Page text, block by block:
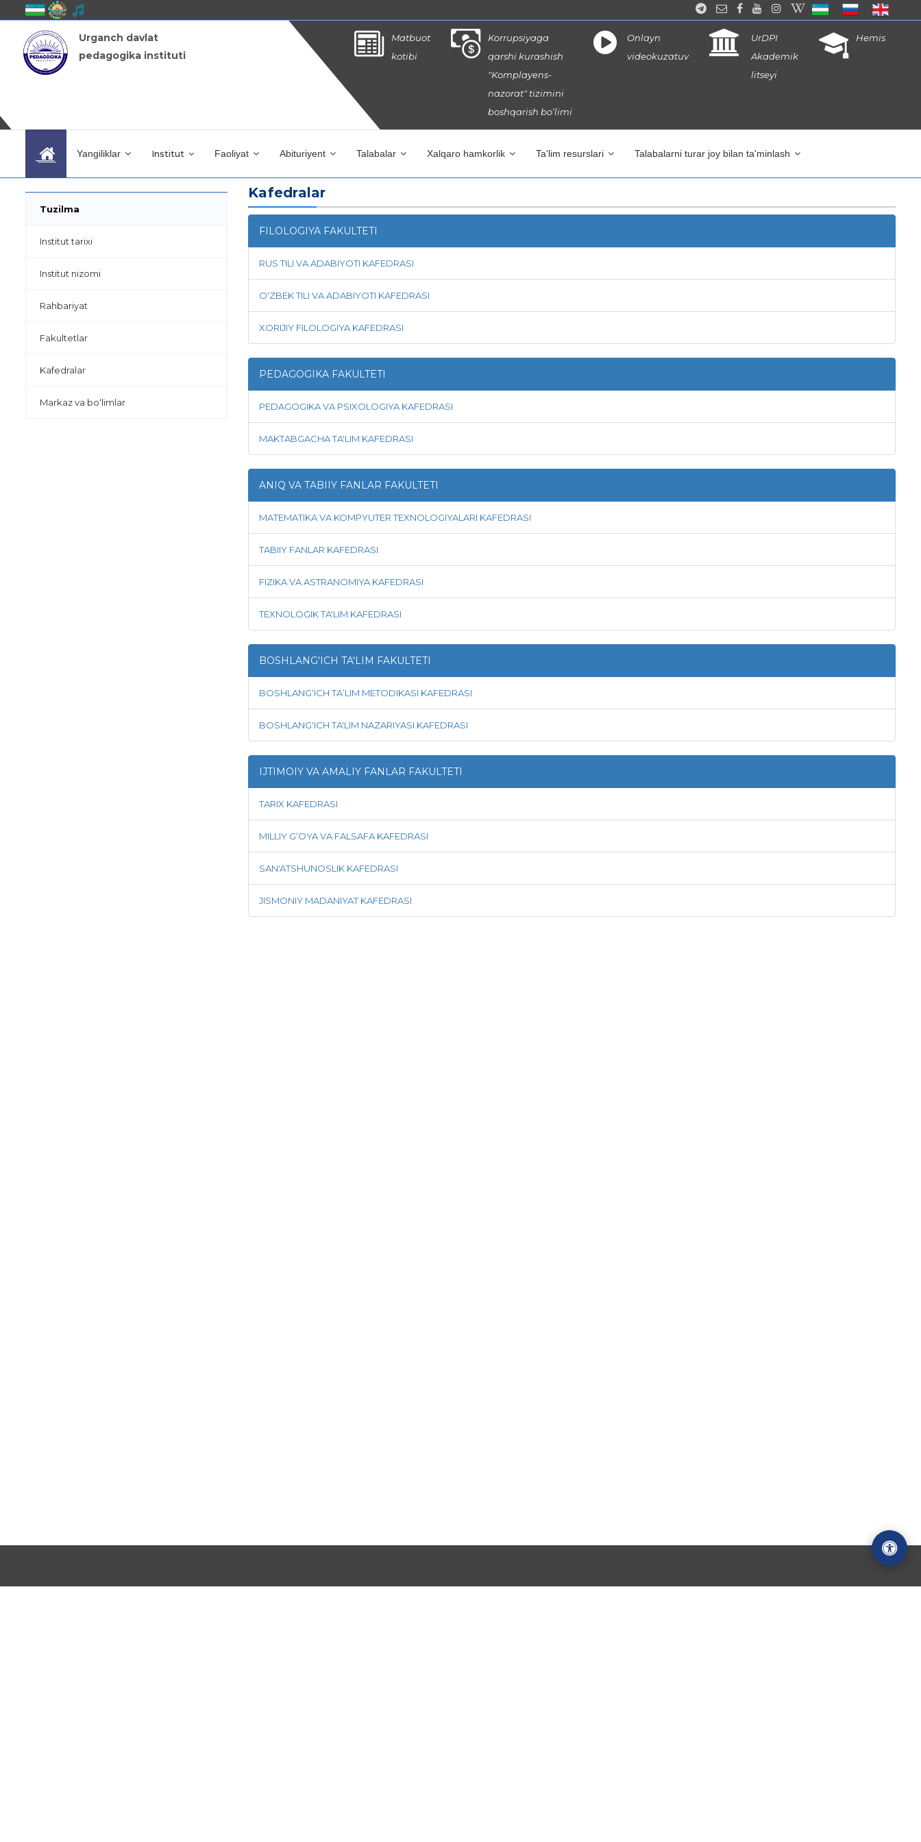
Urganch davlat
pedagogika instituti
Matbuot
kotibi
Korrupsiyaga
qarshi kurashish
"Komplayens-
nazorat" tizimini
boshqarish bo‘limi
Onlayn
videokuzatuv
UrDPI
Akademik
litseyi
Hemis
Yangiliklar Institut Faoliyat Abituriyent Talabalar Xalqaro hamkorlik Ta'lim resurslari Talabalarni turar joy bilan ta'minlash
Tuzilma
Institut tarixi
Institut nizomi
Rahbariyat
Fakultetlar
Kafedralar
Markaz va bo‘limlar
Kafedralar
FILOLOGIYA FAKULTETI
RUS TILI VA ADABIYOTI KAFEDRASI
O'ZBEK TILI VA ADABIYOTI KAFEDRASI
XORIJIY FILOLOGIYA KAFEDRASI
PEDAGOGIKA FAKULTETI
PEDAGOGIKA VA PSIXOLOGIYA KAFEDRASI
MAKTABGACHA TA'LIM KAFEDRASI
ANIQ VA TABIIY FANLAR FAKULTETI
MATEMATIKA VA KOMPYUTER TEXNOLOGIYALARI KAFEDRASI
TABIIY FANLAR KAFEDRASI
FIZIKA VA ASTRANOMIYA KAFEDRASI
TEXNOLOGIK TA'LIM KAFEDRASI
BOSHLANG'ICH TA'LIM FAKULTETI
BOSHLANG‘ICH TA’LIM METODIKASI KAFEDRASI
BOSHLANG'ICH TA'LIM NAZARIYASI KAFEDRASI
IJTIMOIY VA AMALIY FANLAR FAKULTETI
TARIX KAFEDRASI
MILLIY G‘OYA VA FALSAFA KAFEDRASI
SAN'ATSHUNOSLIK KAFEDRASI
JISMONIY MADANIYAT KAFEDRASI